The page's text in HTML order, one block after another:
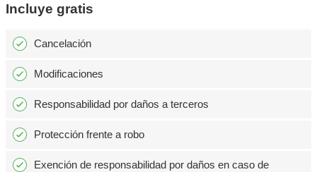
Incluye gratis
Cancelación
Modificaciones
Responsabilidad por daños a terceros
Protección frente a robo
Exención de responsabilidad por daños en caso de